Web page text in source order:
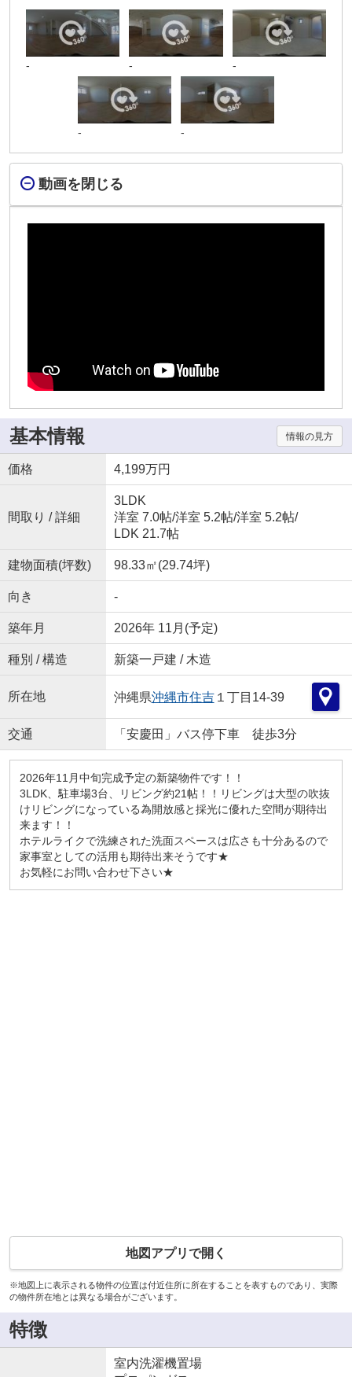
- - -
- -
動画を閉じる
基本情報 情報の見方
価格 4,199万円
間取り / 詳細
3LDK
洋室 7.0帖/洋室 5.2帖/洋室 5.2帖/
LDK 21.7帖
建物面積(坪数) 98.33㎡(29.74坪)
向き -
築年月 2026年 11月(予定)
種別 / 構造 新築一戸建 / 木造
所在地 沖縄県沖縄市住吉１丁目14-39
交通 「安慶田」バス停下車 徒歩3分
2026年11月中旬完成予定の新築物件です！！
3LDK、駐車場3台、リビング約21帖！！リビングは大型の吹抜
けリビングになっている為開放感と採光に優れた空間が期待出
来ます！！
ホテルライクで洗練された洗面スペースは広さも十分あるので
家事室としての活用も期待出来そうです★
お気軽にお問い合わせ下さい★
地図アプリで開く
※地図上に表示される物件の位置は付近住所に所在することを表すものであり、実際
の物件所在地とは異なる場合がございます。
特徴
室内洗濯機置場